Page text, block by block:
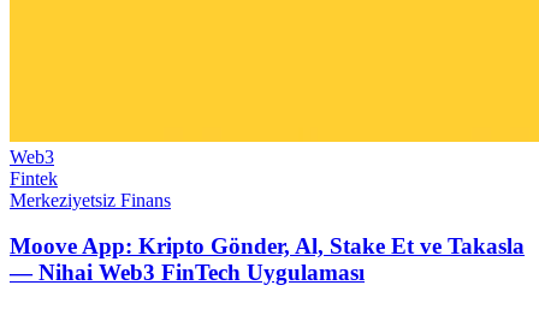
Web3
Fintek
Merkeziyetsiz Finans
Moove App: Kripto Gönder, Al, Stake Et ve Takasla
— Nihai Web3 FinTech Uygulaması